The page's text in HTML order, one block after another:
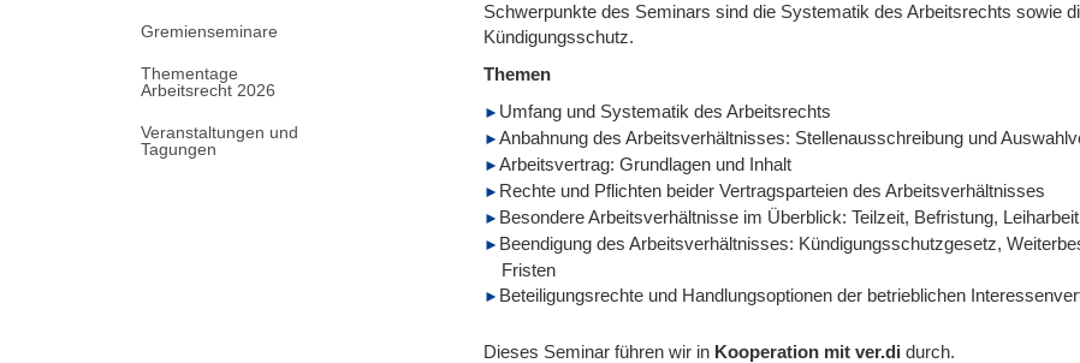
Gremienseminare
Thementage
Arbeitsrecht 2026
Veranstaltungen und
Tagungen
Schwerpunkte des Seminars sind die Systematik des Arbeitsrechts sowie
Kündigungsschutz.
Themen
Umfang und Systematik des Arbeitsrechts
Anbahnung des Arbeitsverhältnisses: Stellenausschreibung und
Arbeitsvertrag: Grundlagen und Inhalt
Rechte und Pflichten beider Vertragsparteien des Arbeitsverhältnisses
Besondere Arbeitsverhältnisse im Überblick: Teilzeit, Befristung,
Beendigung des Arbeitsverhältnisses: Kündigungsschutzgesetz,
Fristen
Beteiligungsrechte und Handlungsoptionen der betrieblichen
Dieses Seminar führen wir in Kooperation mit ver.di durch.